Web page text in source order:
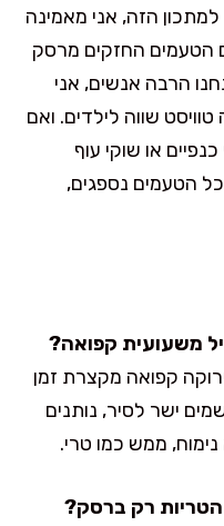
הזה, אני מאמינה
הטעמים החזקים מרסק
הרבה אנשים, אני
שווה לילדים. ואם
או שוקי עוף
הטעמים נספגים,
קפואה מקצרת זמן
ישר לסיר, נותנים
ממש כמו טרי.